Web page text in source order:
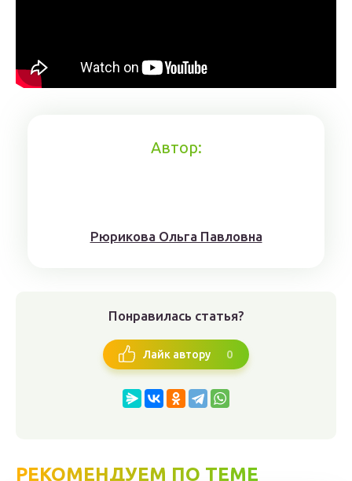
Автор:
Рюрикoвa Oльгa Пaвлoвнa
Понравилась статья?
Лайк автору 0
РЕКОМЕНДУЕМ ПО ТЕМЕ